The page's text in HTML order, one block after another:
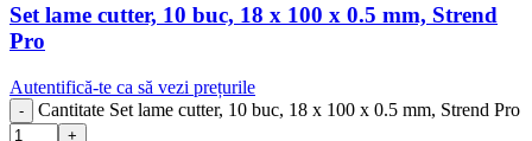
Set lame cutter, 10 buc, 18 x 100 x 0.5 mm, Strend
Pro
Autentifică-te ca să vezi prețurile
Cantitate Set lame cutter, 10 buc, 18 x 100 x 0.5 mm, Strend Pro